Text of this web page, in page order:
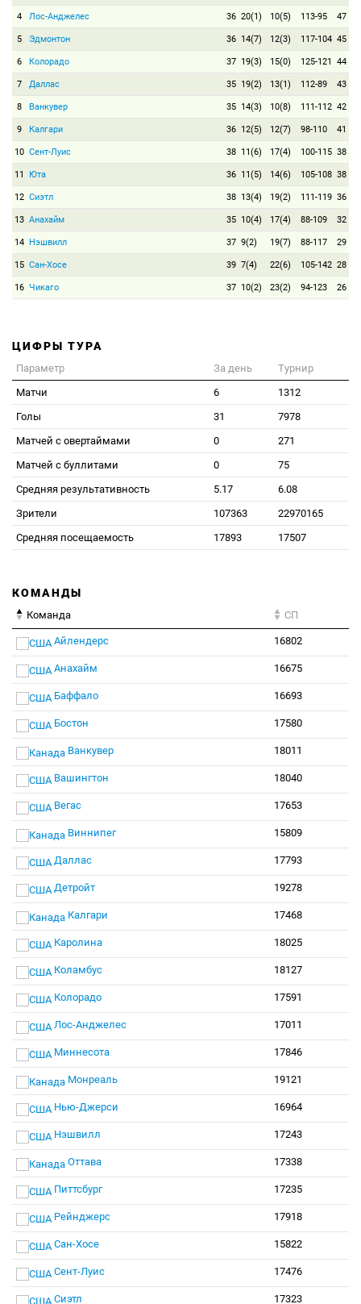
4 Лос-Анджелес 36 20(1) 10(5) 113-95 47
5 Эдмонтон 36 14(7) 12(3) 117-104 45
6 Колорадо 37 19(3) 15(0) 125-121 44
7 Даллас 35 19(2) 13(1) 112-89 43
8 Ванкувер 35 14(3) 10(8) 111-112 42
9 Калгари 36 12(5) 12(7) 98-110 41
10 Сент-Луис 38 11(6) 17(4) 100-115 38
11 Юта 36 11(5) 14(6) 105-108 38
12 Сиэтл 38 13(4) 19(2) 111-119 36
13 Анахайм 35 10(4) 17(4) 88-109 32
14 Нэшвилл 37 9(2) 19(7) 88-117 29
15 Сан-Хосе 39 7(4) 22(6) 105-142 28
16 Чикаго 37 10(2) 23(2) 94-123 26
ЦИФРЫ ТУРА
Параметр За день
Турнир
Матчи
6
1312
Голы
31
7978
Матчей с овертаймами
0
271
Матчей с буллитами
0
75
Средняя результативность
5.17
6.08
Зрители
107363
22970165
Средняя посещаемость
17893 17507
КОМАНДЫ
Команда СП
Айлендерс 16802
Анахайм 16675
Баффало 16693
Бостон 17580
Ванкувер 18011
Вашингтон 18040
Вегас 17653
Виннипег 15809
Даллас 17793
Детройт 19278
Калгари 17468
Каролина 18025
Коламбус 18127
Колорадо 17591
Лос-Анджелес 17011
Миннесота 17846
Монреаль 19121
Нью-Джерси 16964
Нэшвилл 17243
Оттава 17338
Питтсбург 17235
Рейнджерс 17918
Сан-Хосе 15822
Сент-Луис 17476
Сиэтл 17323